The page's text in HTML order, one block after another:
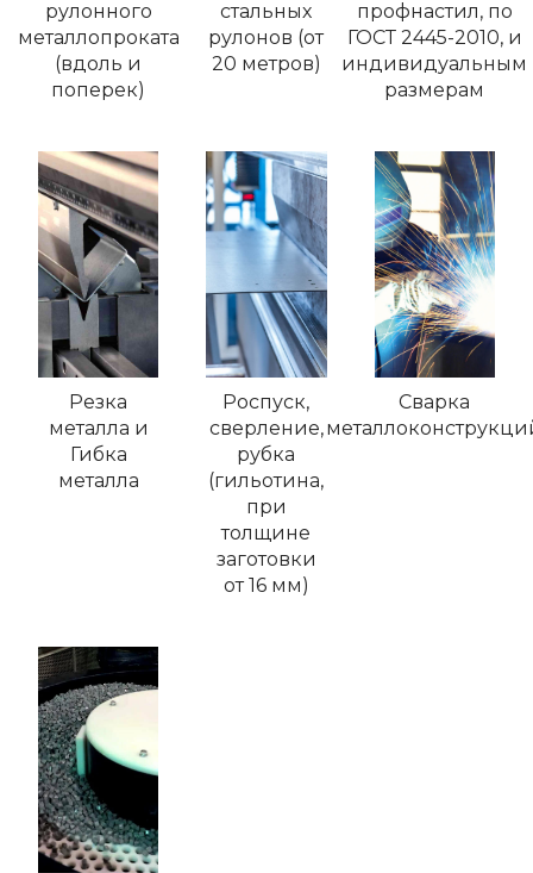
рулонного
металлопроката
(вдоль и
поперек)
стальных
рулонов (от
20 метров)
профнастил, по
ГОСТ 2445-2010, и
индивидуальным
размерам
Резка
металла и
Гибка
металла
Роспуск,
сверление,
рубка
(гильотина,
при
толщине
заготовки
от 16 мм)
Сварка